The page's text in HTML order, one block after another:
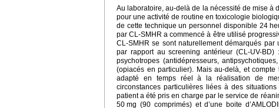
Au laboratoire, au-delà de la nécessité de mise à
pour une activité de routine en toxicologie
de cette technique un personnel disponible 24
par CL-SMHR a commencé à être utilisé
CL-SMHR se sont naturellement démarqués
par rapport au screening antérieur (CL-UV-
psychotropes (antidépresseurs,
(opiacés en particulier). Mais au-delà, et
adapté en temps réel à la réalisation de
circonstances particulières liées à des
patient a été pris en charge par le service de
50 mg (90 comprimés) et d’une boite